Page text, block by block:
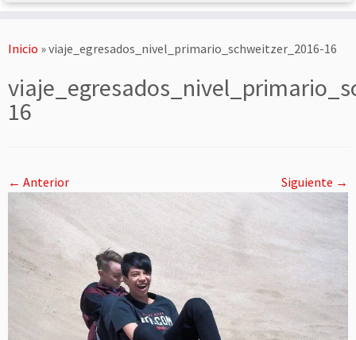
Inicio »viaje_egresados_nivel_primario_schweitzer_2016-16
16
← Anterior Siguiente →